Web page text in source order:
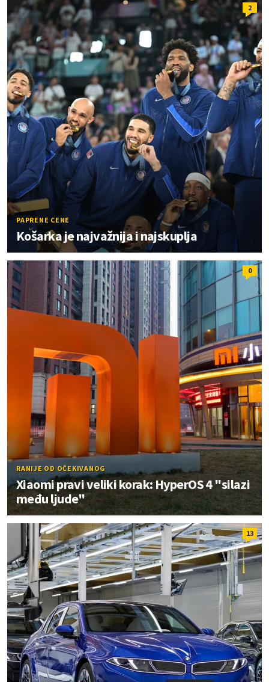
2
PAPRENE CENE
Košarka je najvažnija i najskuplja
0
RANIJE OD OČEKIVANOG
Xiaomi pravi veliki korak: HyperOS 4 "silazi
među ljude"
13